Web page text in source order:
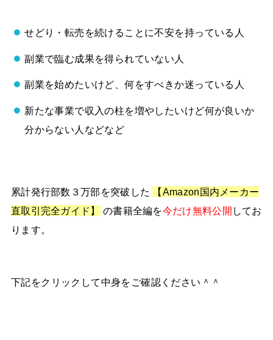
せどり・転売を続けることに不安を持っている人
副業で臨む成果を得られていない人
副業を始めたいけど、何をすべきか迷っている人
新たな事業で収入の柱を増やしたいけど何が良いか
分からない人などなど
累計発行部数３万部を突破した
【Amazon国内メーカー
直取引完全ガイド】
の書籍全編を今だけ無料公開 してお
ります。
下記をクリックして中身をご確認ください＾＾